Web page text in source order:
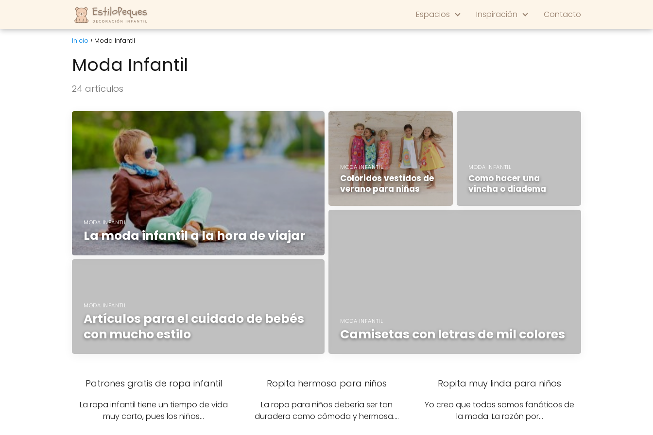
Espacios Inspiración Contacto
Inicio Moda Infantil
Moda Infantil
24 artículos
MODA INFANTIL
La moda infantil a la hora de viajar
MODA INFANTIL
Coloridos vestidos de
verano para niñas
MODA INFANTIL
Artículos para el cuidado de bebés
con mucho estilo
MODA INFANTIL
Como hacer una
vincha o diadema
MODA INFANTIL
Camisetas con letras de mil colores
Patrones gratis de ropa infantil
La ropa infantil tiene un tiempo de vida
muy corto, pues los niños…
Ropita hermosa para niños
La ropa para niños debería ser tan
duradera como cómoda y hermosa.…
Ropita muy linda para niños
Yo creo que todos somos fanáticos de
la moda. La razón por…